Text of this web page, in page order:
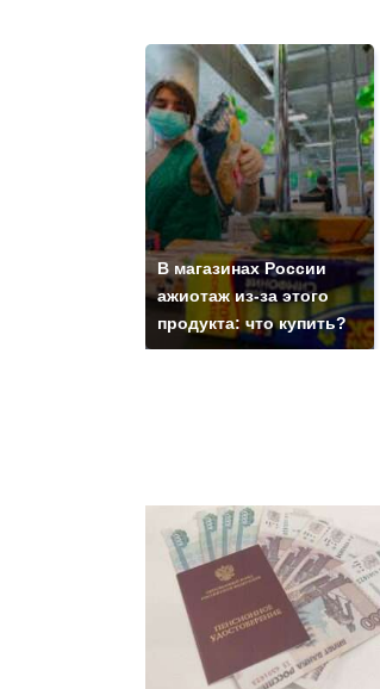
В магазинах России
ажиотаж из-за этого
продукта: что купить?